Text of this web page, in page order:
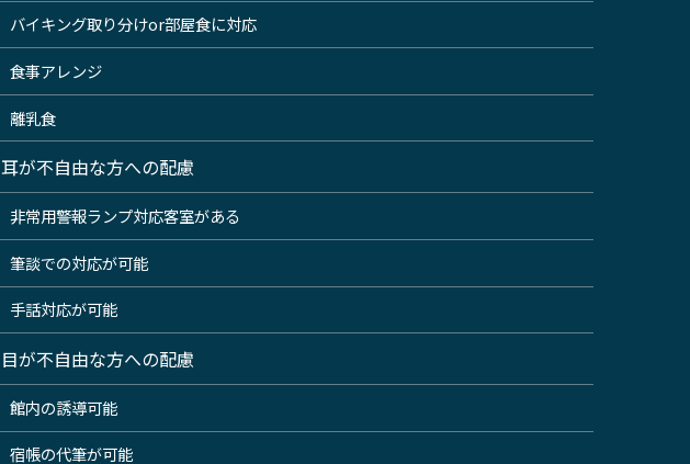
バイキング取り分けor部屋食に対応
食事アレンジ
離乳食
耳が不自由な方への配慮
非常用警報ランプ対応客室がある
筆談での対応が可能
手話対応が可能
目が不自由な方への配慮
館内の誘導可能
宿帳の代筆が可能